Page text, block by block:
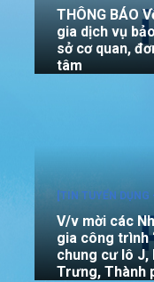
THÔNG BÁO
gia dịch vụ
sở cơ quan,
tâm
[TIN TUYỂN DỤNG
V/v mời các
gia công trình “Sửa chữa các căn hộ tại
chung cư lô J,
Trưng, Thành